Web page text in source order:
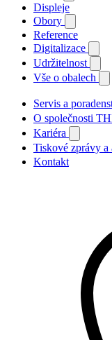
Displeje
Obory
Reference
Digitalizace
Udržitelnost
Vše o obalech
Servis a
O společnosti
Kariéra
Tiskové zprávy a
Kontakt